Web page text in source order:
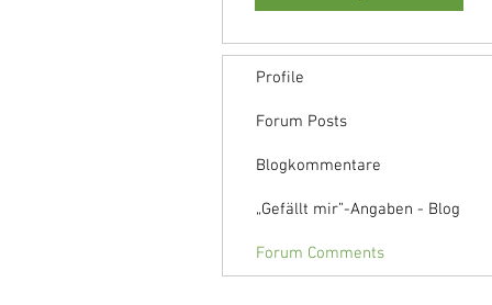
Profile
Forum Posts
Blogkommentare
„Gefällt mir”-Angaben - Blog
Forum Comments